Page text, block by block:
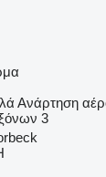
Ανάρτηση
3